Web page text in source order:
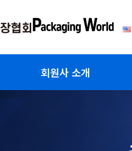
회원사 소개